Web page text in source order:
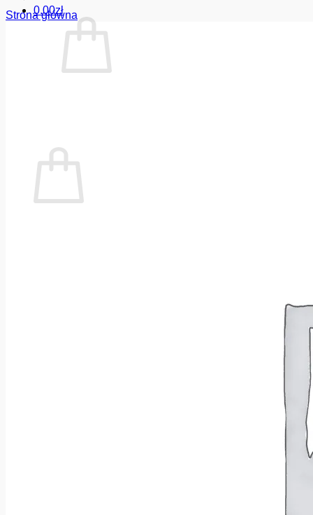
0.00zł
Strona główna